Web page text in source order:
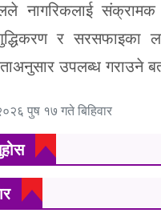
नागरिकलाई संक्रामक
र सरसफाइका
उपलब्ध गराउने
पुष १७ गते बिहिवार